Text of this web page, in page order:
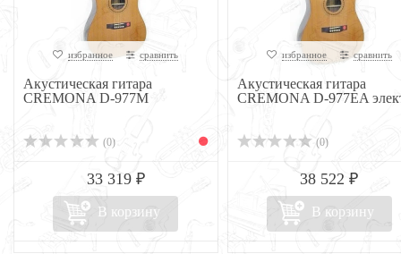
избранное сравнить
Акустическая гитара
CREMONA D-977M
(0)
33 319 ₽
В корзину
избранное сравнить
Акустическая гитара
CREMONA D-977EA
(0)
38 522 ₽
В корзину